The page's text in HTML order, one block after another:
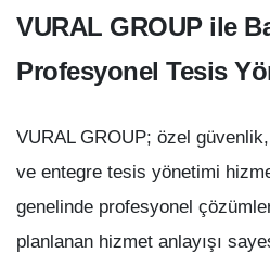
VURAL GROUP ile
Profesyonel Tesis
VURAL GROUP; özel
ve entegre tesis yönetimi
genelinde profesyonel
planlanan hizmet anlayışı